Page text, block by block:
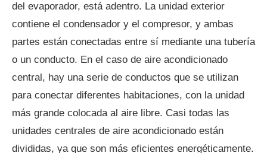
del evaporador, está adentro. La unidad exterior
contiene el condensador y el compresor, y ambas
partes están conectadas entre sí mediante una tubería
o un conducto. En el caso de aire acondicionado
central, hay una serie de conductos que se utilizan
para conectar diferentes habitaciones, con la unidad
más grande colocada al aire libre. Casi todas las
unidades centrales de aire acondicionado están
divididas, ya que son más eficientes energéticamente.